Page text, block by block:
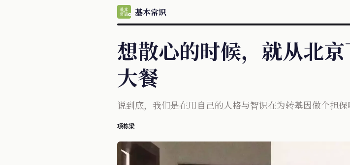
基本常识
想散心的时候，就从北
大餐
说到底，我们是在用自己的人格与智识在为转基因做个担保
项栋梁